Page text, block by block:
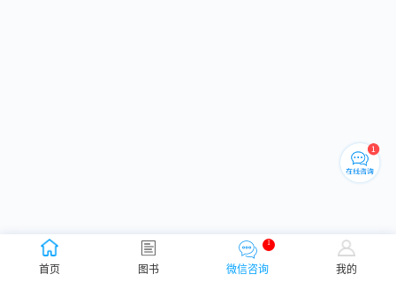
首页 图书 微信咨询
1
我的